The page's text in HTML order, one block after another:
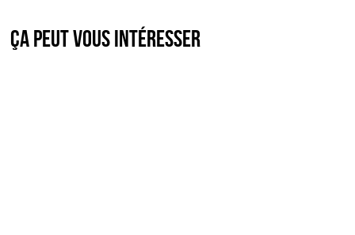
Ça peut vous intéresser